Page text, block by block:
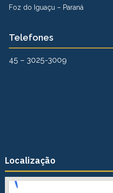
Foz do Iguaçu – Paraná
Telefones
45 – 3025-3009
Localização